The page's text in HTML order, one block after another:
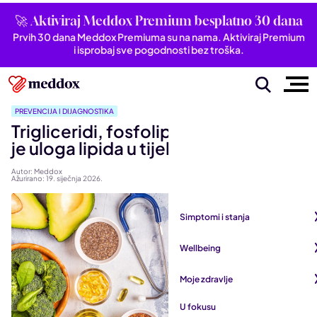
🚀 Aktiviraj Meddox Premium besplatno 30 dana
Prvih 30 dana Meddox Premiuma su na nama. Aktiviraj Premium
i isprobaj sve pogodnosti bez troška.
Simptomi i stanja
Bubrezi i mokraćni sustav
Dišni sustav
Wellbeing
Moje zdravlje
Pogledaj sve iz kategorije
U fokusu
PREVENCIJA I DIJAGNOSTIKA
Trigliceridi, fosfolipidi, steroli: Koja
je uloga lipida u tijelu?
Autor: Meddox
Ažurirano: 19. siječnja 2026.